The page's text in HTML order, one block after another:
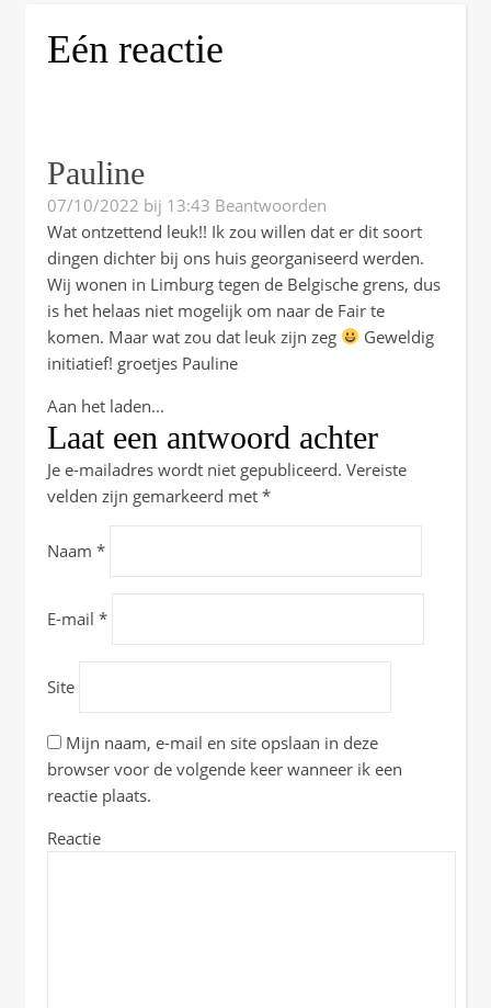
Eén reactie
Pauline
07/10/2022 bij 13:43 Beantwoorden
Wat ontzettend leuk!! Ik zou willen dat er dit soort
dingen dichter bij ons huis georganiseerd werden.
Wij wonen in Limburg tegen de Belgische grens, dus
is het helaas niet mogelijk om naar de Fair te
komen. Maar wat zou dat leuk zijn zeg
Geweldig
initiatief! groetjes Pauline
Aan het laden...
Laat een antwoord achter
Je e-mailadres wordt niet gepubliceerd. Vereiste
velden zijn gemarkeerd met *
Naam *
E-mail *
Site
Mijn naam, e-mail en site opslaan in deze
browser voor de volgende keer wanneer ik een
reactie plaats.
Reactie